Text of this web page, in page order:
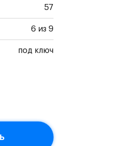
57
6 из 9
под ключ